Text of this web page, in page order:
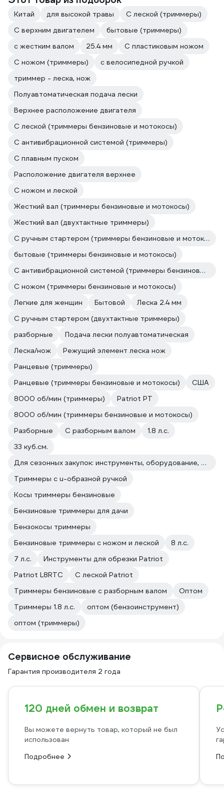
При соблюдении этих несложных
правил инструмент будет служить
вам долго верой и правдой.
P.S.
триммер "прикажет долго жить" (а это
ничто не вечно)
то возьму эту же модель.
Удачной вам покупки)
Китай для высокой травы
С леской (триммеры)
С верхним двигателем
бытовые (триммеры)
с жестким валом
25.4 мм
С пластиковым ножом
С ножом (триммеры)
с велосипедной ручкой
триммер - леска, нож
Полуавтоматическая подача лески
Верхнее расположение двигателя
С леской (триммеры бензиновые и мотокосы)
С антивибрационной системой (триммеры)
С плавным пуском
Расположение двигателя верхнее
С ножом и леской
Жесткий вал (триммеры бензиновые и мотокосы)
Жесткий вал (двухтактные триммеры)
С ручным стартером (триммеры бензиновые и мотокосы)
бытовые (триммеры бензиновые и мотокосы)
С антивибрационной системой (триммеры бензиновые и мотокосы)
С ножом (триммеры бензиновые и мотокосы)
Легкие для женщин
Бытовой
Леска 2.4 мм
С ручным стартером (двухтактные триммеры)
разборные
Подача лески полуавтоматическая
Леска/нож
Режущий элемент леска нож
Ранцевые (триммеры)
Ранцевые (триммеры бензиновые и мотокосы)
США
8000 об/мин (триммеры)
Patriot PT
8000 об/мин (триммеры бензиновые и мотокосы)
Разборные
С разборным валом
1.8 л.с.
33 куб.см.
Для сезонных закупок: инструменты, оборудование, расходные материалы
Триммеры с u-образной ручкой
Косы триммеры бензиновые
Бензиновые триммеры для дачи
Бензокосы триммеры
Бензиновые триммеры с ножом и леской
8 л.с.
7 л.с.
Инструменты для обрезки Patriot
Patriot L8RTC
С леской Patriot
Триммеры бензиновые с разборным валом
Оптом
Триммеры 1.8 л.с.
оптом (бензоинструмент)
оптом (триммеры)
Сервисное обслуживание
Гарантия производителя 2 года
120 дней обмен и возврат
Вы можете вернуть товар, который не был
использован
Подробнее